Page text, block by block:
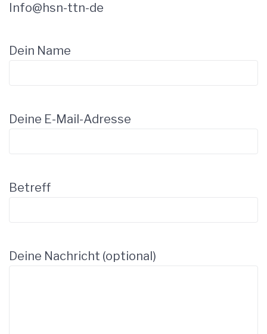
Info@hsn-ttn-de
Dein Name
Deine E-Mail-Adresse
Betreff
Deine Nachricht (optional)